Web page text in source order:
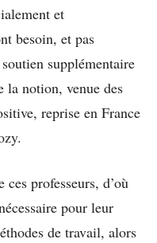
et
besoin, et pas
supplémentaire
la notion, venue des
reprise en France
professeurs, d’où
pour leur
de travail, alors